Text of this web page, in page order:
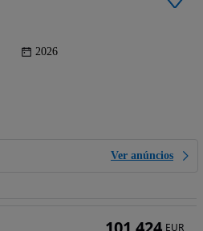
2026
Ver anúncios
EUR